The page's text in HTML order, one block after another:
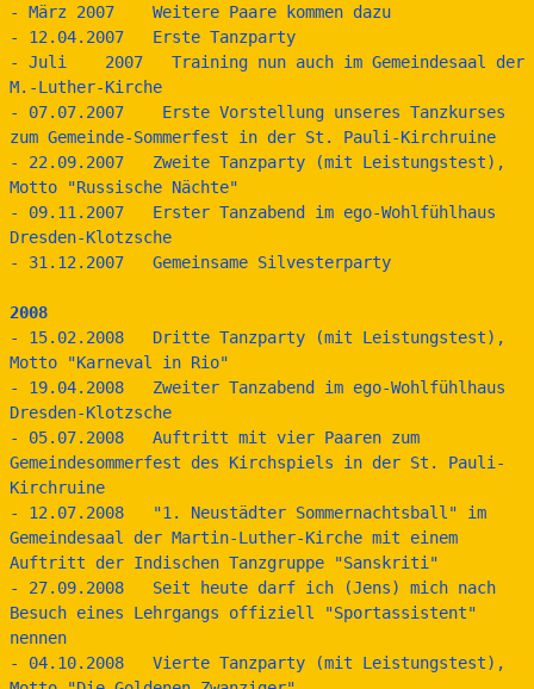
- März 2007    Weitere Paare kommen dazu
- 12.04.2007   Erste Tanzparty
- Juli    2007   Training nun auch im Gemeindesaal der
M.-Luther-Kirche
- 07.07.2007    Erste Vorstellung unseres Tanzkurses
zum Gemeinde-Sommerfest in der St. Pauli-Kirchruine
- 22.09.2007   Zweite Tanzparty (mit Leistungstest),
Motto "Russische Nächte"
- 09.11.2007   Erster Tanzabend im ego-Wohlfühlhaus
Dresden-Klotzsche
- 31.12.2007   Gemeinsame Silvesterparty
2008
- 15.02.2008   Dritte Tanzparty (mit Leistungstest),
Motto "Karneval in Rio"
- 19.04.2008   Zweiter Tanzabend im ego-Wohlfühlhaus
Dresden-Klotzsche
- 05.07.2008   Auftritt mit vier Paaren zum
Gemeindesommerfest des Kirchspiels in der St. Pauli-
Kirchruine
- 12.07.2008   "1. Neustädter Sommernachtsball" im
Gemeindesaal der Martin-Luther-Kirche mit einem
Auftritt der Indischen Tanzgruppe "Sanskriti"
- 27.09.2008   Seit heute darf ich (Jens) mich nach
Besuch eines Lehrgangs offiziell "Sportassistent"
nennen
- 04.10.2008   Vierte Tanzparty (mit Leistungstest),